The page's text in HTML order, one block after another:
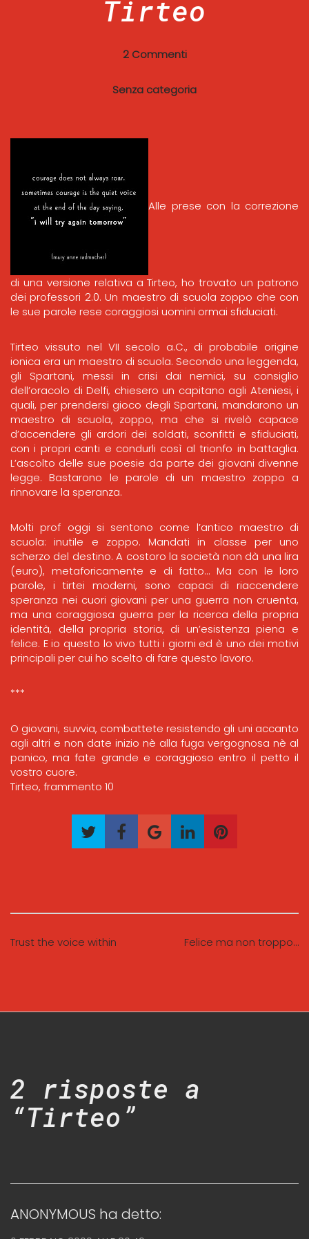
Tirteo
2 Commenti
Senza categoria
Alle prese con la correzione
di una versione relativa a Tirteo, ho trovato un patrono
dei professori 2.0. Un maestro di scuola zoppo che con
le sue parole rese coraggiosi uomini ormai sfiduciati.
Tirteo vissuto nel VII secolo a.C., di probabile origine
ionica era un maestro di scuola. Secondo una leggenda,
gli Spartani, messi in crisi dai nemici, su consiglio
dell’oracolo di Delfi, chiesero un capitano agli Ateniesi, i
quali, per prendersi gioco degli Spartani, mandarono un
maestro di scuola, zoppo, ma che si rivelò capace
d’accendere gli ardori dei soldati, sconfitti e sfiduciati,
con i propri canti e condurli così al trionfo in battaglia.
L’ascolto delle sue poesie da parte dei giovani divenne
legge. Bastarono le parole di un maestro zoppo a
rinnovare la speranza.
Molti prof oggi si sentono come l’antico maestro di
scuola: inutile e zoppo. Mandati in classe per uno
scherzo del destino. A costoro la società non dà una lira
(euro), metaforicamente e di fatto… Ma con le loro
parole, i tirtei moderni, sono capaci di riaccendere
speranza nei cuori giovani per una guerra non cruenta,
ma una coraggiosa guerra per la ricerca della propria
identità, della propria storia, di un’esistenza piena e
felice. E io questo lo vivo tutti i giorni ed è uno dei motivi
principali per cui ho scelto di fare questo lavoro.
***
O giovani, suvvia, combattete resistendo gli uni accanto
agli altri e non date inizio nè alla fuga vergognosa nè al
panico, ma fate grande e coraggioso entro il petto il
vostro cuore.
Tirteo, frammento 10
Trust the voice within Felice ma non troppo…
2 risposte a
“Tirteo”
ANONYMOUS ha detto: